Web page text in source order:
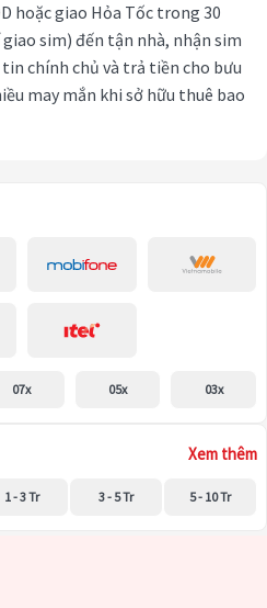
hoặc giao Hỏa Tốc trong 30
sim) đến tận nhà, nhận sim
chính chủ và trả tiền cho bưu
may mắn khi sở hữu thuê bao
07x 05x 03x
Xem thêm
1 - 3 Tr 3 - 5 Tr 5 - 10 Tr